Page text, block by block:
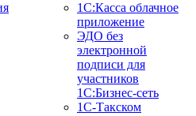
1С:Касса облачное
приложение
ЭДО без
электронной
подписи для
участников
1С:Бизнес-сеть
1С-Такском